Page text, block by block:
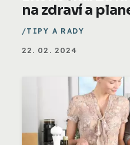
na zdraví a
TIPY A RADY
22. 02. 2024